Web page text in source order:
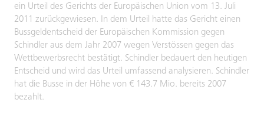
ein Urteil des Gerichts der Europäischen Union vom 13. Juli
2011 zurückgewiesen. In dem Urteil hatte das Gericht einen
Bussgeldentscheid der Europäischen Kommission gegen
Schindler aus dem Jahr 2007 wegen Verstössen gegen das
Wettbewerbsrecht bestätigt. Schindler bedauert den heutigen
Entscheid und wird das Urteil umfassend analysieren. Schindler
hat die Busse in der Höhe von € 143.7 Mio. bereits 2007
bezahlt.